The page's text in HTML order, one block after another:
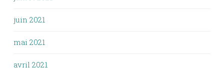
juin 2021
mai 2021
avril 2021